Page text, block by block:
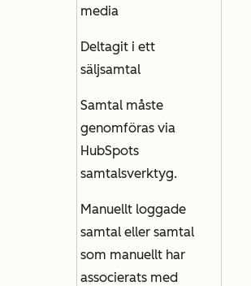
media
Deltagit i ett
säljsamtal
Samtal måste
genomföras via
HubSpots
samtalsverktyg.
Manuellt loggade
samtal eller samtal
som manuellt har
associerats med